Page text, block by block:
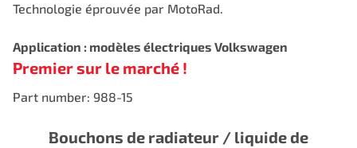
Technologie éprouvée par MotoRad.
Application : modèles électriques Volkswagen
Premier sur le marché !
Part number: 988-15
Bouchons de radiateur / liquide de